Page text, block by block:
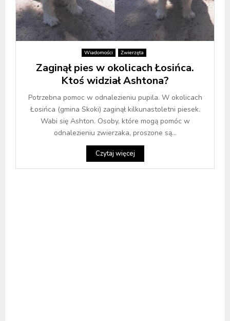
Wiadomości Zwierzęta
Zaginął pies w okolicach Łosińca.
Ktoś widział Ashtona?
Potrzebna pomoc w odnalezieniu pupila. W okolicach
Łosińca (gmina Skoki) zaginął kilkunastoletni piesek.
Wabi się Ashton. Osoby, które mogą pomóc w
odnalezieniu zwierzaka, proszone są...
Czytaj więcej